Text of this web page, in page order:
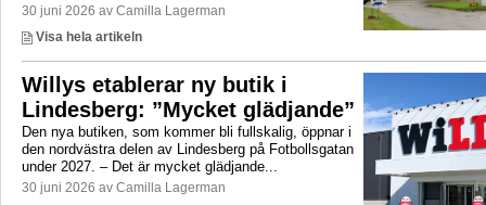
30 juni 2026 av Camilla Lagerman
Visa hela artikeln
Willys etablerar ny butik i
Lindesberg: ”Mycket glädjande”
Den nya butiken, som kommer bli fullskalig, öppnar i
den nordvästra delen av Lindesberg på Fotbollsgatan
under 2027. – Det är mycket glädjande...
30 juni 2026 av Camilla Lagerman